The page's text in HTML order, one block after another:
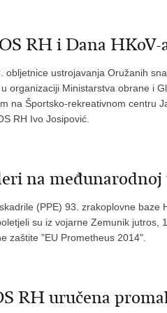
RH i Dana HKoV-
obljetnice ustrojavanja Oružanih
organizaciji Ministarstva obrane i
na Športsko-rekreativnom centru
RH Ivo Josipović.
na međunarodnoj
(PPE) 93. zrakoplovne
su iz vojarne Zemunik jutros,
zaštite "EU Prometheus 2014".
RH uručena